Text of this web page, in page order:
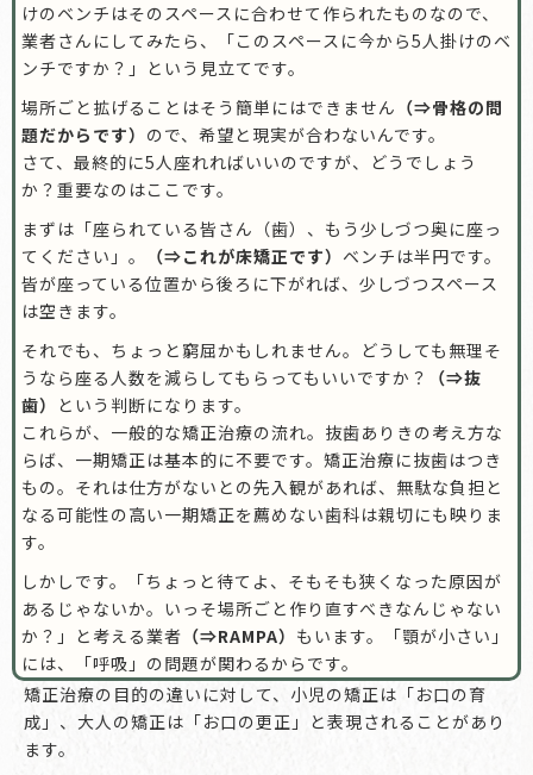
けのベンチはそのスペースに合わせて作られたものなので、
業者さんにしてみたら、「このスペースに今から5人掛けのベ
ンチですか？」という見立てです。
場所ごと拡げることはそう簡単にはできません （⇒骨格の問
題だからです） ので、希望と現実が合わないんです。
さて、最終的に5人座れればいいのですが、どうでしょう
か？重要なのはここです。
まずは「座られている皆さん（歯）、もう少しづつ奥に座っ
てください」。
（⇒これが床矯正です） ベンチは半円です。
皆が座っている位置から後ろに下がれば、少しづつスペース
は空きます。
それでも、ちょっと窮屈かもしれません。どうしても無理そ
うなら座る人数を減らしてもらってもいいですか？
（⇒抜
歯） という判断になります。
これらが、一般的な矯正治療の流れ。抜歯ありきの考え方な
らば、一期矯正は基本的に不要です。矯正治療に抜歯はつき
もの。それは仕方がないとの先入観があれば、無駄な負担と
なる可能性の高い一期矯正を薦めない歯科は親切にも映りま
す。
しかしです。「ちょっと待てよ、そもそも狭くなった原因が
あるじゃないか。いっそ場所ごと作り直すべきなんじゃない
か？」と考える業者 （⇒RAMPA） もいます。「顎が小さい」
には、「呼吸」の問題が関わるからです。
矯正治療の目的の違いに対して、小児の矯正は「お口の育
成」、大人の矯正は「お口の更正」と表現されることがあり
ます。